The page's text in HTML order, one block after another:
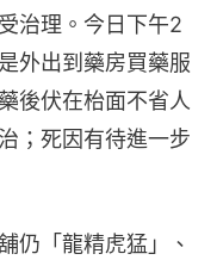
治理。今日下午2
外出到藥房買藥服
後伏在枱面不省人
；死因有待進一步
仍「龍精虎猛」、